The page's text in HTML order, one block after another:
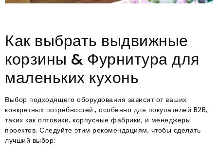
Как выбрать выдвижные
корзины & Фурнитура для
маленьких кухонь
Выбор подходящего оборудования зависит от ваших
конкретных потребностей., особенно для покупателей B2B,
таких как оптовики, корпусные фабрики, и менеджеры
проектов. Следуйте этим рекомендациям, чтобы сделать
лучший выбор: